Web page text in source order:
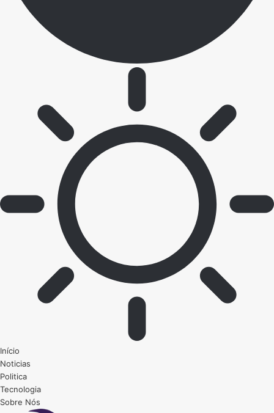
Início
Noticias
Politica
Tecnologia
Sobre Nós